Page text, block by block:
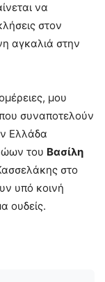
να
στον
αγκαλιά στην
μου
συναποτελούν
Ελλάδα
του Βασίλη
στο
υπό κοινή
ουδείς.